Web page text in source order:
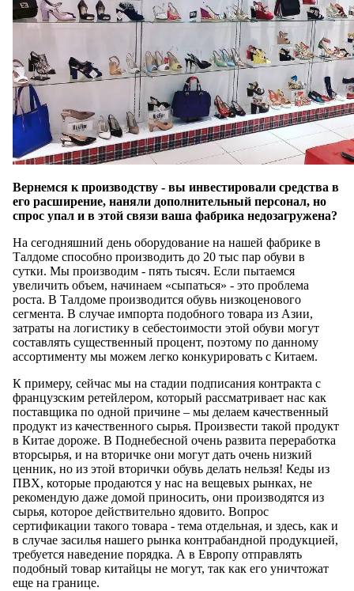
Вернемся к производству - вы инвестировали средства в
его расширение, наняли дополнительный персонал, но
спрос упал и в этой связи ваша фабрика недозагружена?
На сегодняшний день оборудование на нашей фабрике в
Талдоме способно производить до 20 тыс пар обуви в
сутки. Мы производим - пять тысяч. Если пытаемся
увеличить объем, начинаем «сыпаться» - это проблема
роста. В Талдоме производится обувь низкоценового
сегмента. В случае импорта подобного товара из Азии,
затраты на логистику в себестоимости этой обуви могут
составлять существенный процент, поэтому по данному
ассортименту мы можем легко конкурировать с Китаем.
К примеру, сейчас мы на стадии подписания контракта с
французским ретейлером, который рассматривает нас как
поставщика по одной причине – мы делаем качественный
продукт из качественного сырья. Произвести такой продукт
в Китае дороже. В Поднебесной очень развита переработка
вторсырья, и на вторичке они могут дать очень низкий
ценник, но из этой вторички обувь делать нельзя! Кеды из
ПВХ, которые продаются у нас на вещевых рынках, не
рекомендую даже домой приносить, они производятся из
сырья, которое действительно ядовито. Вопрос
сертификации такого товара - тема отдельная, и здесь, как и
в случае засилья нашего рынка контрабандной продукцией,
требуется наведение порядка. А в Европу отправлять
подобный товар китайцы не могут, так как его уничтожат
еще на границе.